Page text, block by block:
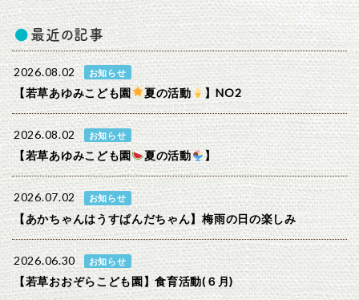
最近の記事
2026.08.02 お知らせ
【若草あゆみこども園 夏の活動 】NO2
2026.08.02 お知らせ
【若草あゆみこども園 夏の活動 】
2026.07.02 お知らせ
【あかちゃんはうすぱんだちゃん】梅雨の日の楽しみ
2026.06.30 お知らせ
【若草おおぞらこども園】食育活動(６月)